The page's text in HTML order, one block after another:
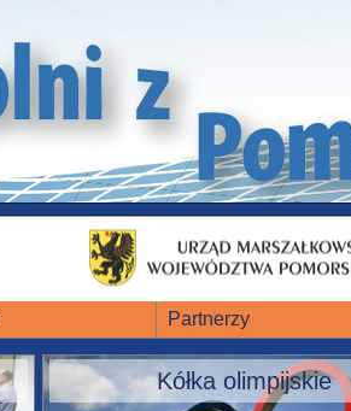
Partnerzy
Kółka olimpijskie